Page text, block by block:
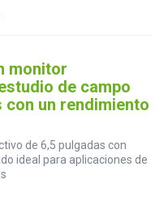
monitor
de campo
con un rendimiento
de 6,5 pulgadas con
ideal para aplicaciones de